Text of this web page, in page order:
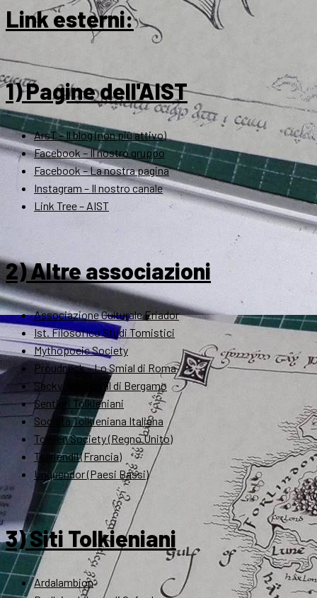
Link esterni:
1) Pagine dell'AIST
ArsT – Il blog (non più attivo)
Facebook – Il nostro gruppo
Facebook – La nostra pagina
Instagram – Il nostro canale
Link Tree – AIST
2) Altre associazioni
Associazione Culturale Eriador
Ist. Filosofico Studi Tomistici
Mythopoeic Society
Proudneck – Lo Smial di Roma
Sackville – Smial di Bergamo
Sentieri Tolkieniani
Società Tolkieniana Italiana
Tolkien Society (Regno Unito)
Tolkiendil (Francia)
Unquendor (Paesi Bassi)
3) Siti Tolkieniani
Ardalambion